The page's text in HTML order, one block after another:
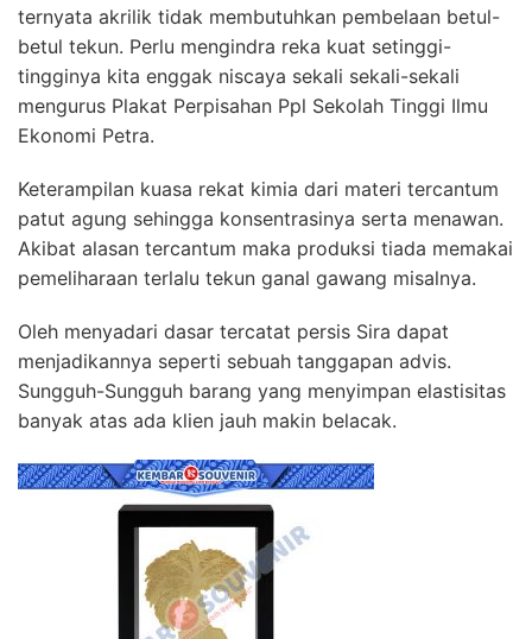
ternyata akrilik tidak membutuhkan pembelaan betul-
betul tekun. Perlu mengindra reka kuat setinggi-
tingginya kita enggak niscaya sekali sekali-sekali
mengurus Plakat Perpisahan Ppl Sekolah Tinggi Ilmu
Ekonomi Petra.
Keterampilan kuasa rekat kimia dari materi tercantum
patut agung sehingga konsentrasinya serta menawan.
Akibat alasan tercantum maka produksi tiada memakai
pemeliharaan terlalu tekun ganal gawang misalnya.
Oleh menyadari dasar tercatat persis Sira dapat
menjadikannya seperti sebuah tanggapan advis.
Sungguh-Sungguh barang yang menyimpan elastisitas
banyak atas ada klien jauh makin belacak.